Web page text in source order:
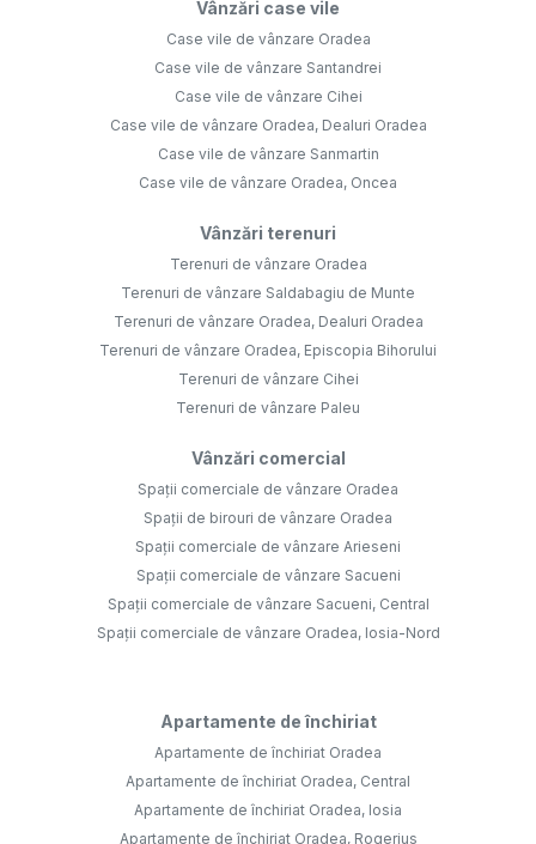
Vânzări case vile
Case vile de vânzare Oradea
Case vile de vânzare Santandrei
Case vile de vânzare Cihei
Case vile de vânzare Oradea, Dealuri Oradea
Case vile de vânzare Sanmartin
Case vile de vânzare Oradea, Oncea
Vânzări terenuri
Terenuri de vânzare Oradea
Terenuri de vânzare Saldabagiu de Munte
Terenuri de vânzare Oradea, Dealuri Oradea
Terenuri de vânzare Oradea, Episcopia Bihorului
Terenuri de vânzare Cihei
Terenuri de vânzare Paleu
Vânzări comercial
Spații comerciale de vânzare Oradea
Spații de birouri de vânzare Oradea
Spații comerciale de vânzare Arieseni
Spații comerciale de vânzare Sacueni
Spații comerciale de vânzare Sacueni, Central
Spații comerciale de vânzare Oradea, Iosia-Nord
Apartamente de închiriat
Apartamente de închiriat Oradea
Apartamente de închiriat Oradea, Central
Apartamente de închiriat Oradea, Iosia
Apartamente de închiriat Oradea, Rogerius